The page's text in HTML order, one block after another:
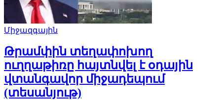
Միջազգային
Թրամփին տեղափոխող
ուղղաթիռը հայտնվել է օդային
վտանգավոր միջադեպում
(տեսանյութ)